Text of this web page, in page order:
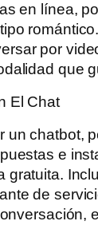
en línea,
por
que
El Chat
un chatbot,
e
gratuita.
de